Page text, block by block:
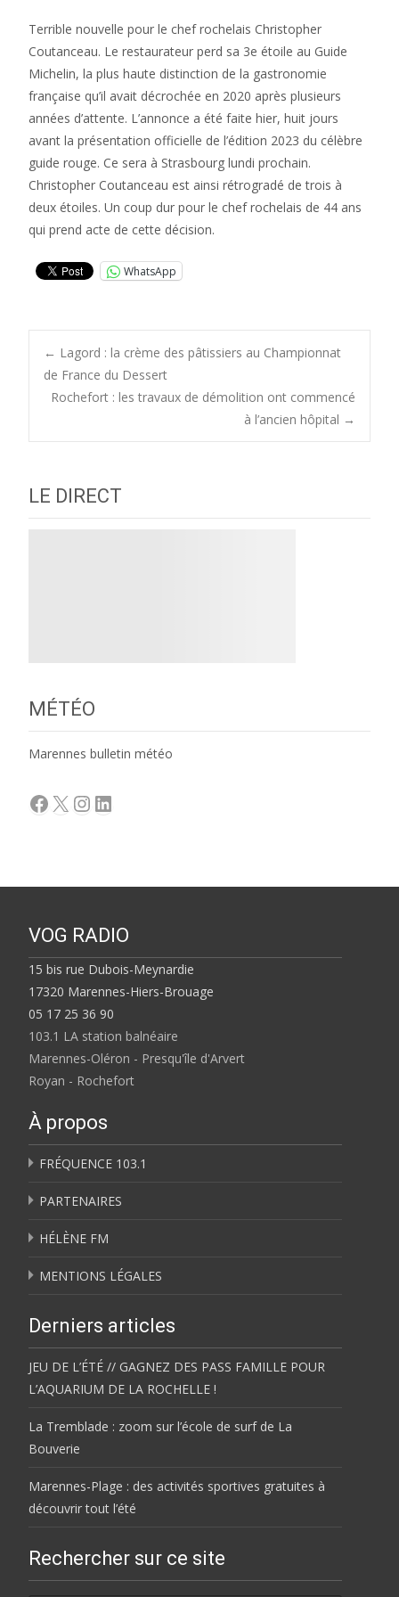
Terrible nouvelle pour le chef rochelais Christopher
Coutanceau. Le restaurateur perd sa 3e étoile au Guide
Michelin, la plus haute distinction de la gastronomie
française qu’il avait décrochée en 2020 après plusieurs
années d’attente. L’annonce a été faite hier, huit jours
avant la présentation officielle de l’édition 2023 du célèbre
guide rouge. Ce sera à Strasbourg lundi prochain.
Christopher Coutanceau est ainsi rétrogradé de trois à
deux étoiles. Un coup dur pour le chef rochelais de 44 ans
qui prend acte de cette décision.
WhatsApp
Post
← Lagord : la crème des pâtissiers au Championnat
de France du Dessert
Rochefort : les travaux de démolition ont commencé
à l’ancien hôpital →
LE DIRECT
MÉTÉO
Marennes bulletin météo
Facebook
X Instagram
LinkedIn
VOG RADIO
15 bis rue Dubois-Meynardie
17320 Marennes-Hiers-Brouage
05 17 25 36 90
103.1 LA station balnéaire
Marennes-Oléron - Presqu'île d'Arvert
Royan - Rochefort
À propos
FRÉQUENCE 103.1
PARTENAIRES
HÉLÈNE FM
MENTIONS LÉGALES
Derniers articles
JEU DE L’ÉTÉ // GAGNEZ DES PASS FAMILLE POUR
L’AQUARIUM DE LA ROCHELLE !
La Tremblade : zoom sur l’école de surf de La
Bouverie
Marennes-Plage : des activités sportives gratuites à
découvrir tout l’été
Rechercher sur ce site